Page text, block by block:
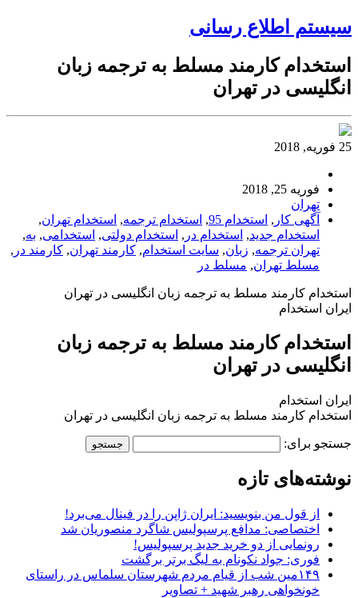
سیستم اطلاع رسانی
استخدام کارمند مسلط به ترجمه زبان
انگلیسی در تهران
25 فوریه, 2018
فوریه 25, 2018
تهران
آگهی کار , استخدام 95 , استخدام ترجمه, استخدام تهران,
استخدام جدید, استخدام در , استخدام دولتی, استخدامی, به,
تهران ترجمه, زبان, سایت استخدام, کارمند تهران, کارمند در ,
مسلط تهران, مسلط در
استخدام کارمند مسلط به ترجمه زبان انگلیسی در تهران
ایران استخدام
استخدام کارمند مسلط به ترجمه زبان
انگلیسی در تهران
ایران استخدام
استخدام کارمند مسلط به ترجمه زبان انگلیسی در تهران
جستجو برای:
نوشته‌های تازه
از قول من بنویسید: ایران ژاپن را در فینال می‌برد!
اختصاصی: مدافع پرسپولیس شاگرد منصوریان شد
رونمایی از دو خرید جدید پرسپولیس!
فوری: جواد نکونام به لیگ برتر برگشت
۱۴۹مین شب از قیام مردم شهرستان سلماس در راستای
خونخواهی رهبر شهید + تصاویر